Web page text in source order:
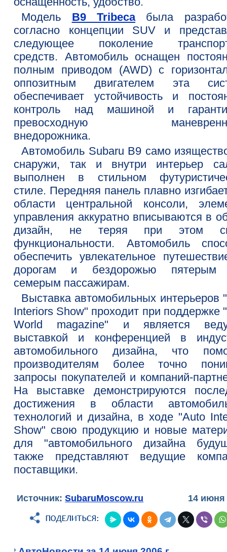
Модель B9 Tribecaбыла
согласно концепции SUV и
следующее поколение
средств. Автомобиль оснащен
полным приводом (AWD) с
оппозитным двигателем эта
обеспечивает устойчивость и
контроль над машиной и
превосходную
внедорожника.
Автомобиль Subaru B9 само
снаружи, так и внутри интерьер
выполнен в стильном
стиле. Передняя панель плавно
области центральной консоли,
управления аккуратно вписываются в
дизайн, не теряя при этом
функциональности. Автомобиль
обеспечить увлекательное
дорогам и бездорожью пятерым
семерым пассажирам.
Выставка автомобильных интерьеров
Interiors Show" проходит при поддержке
World magazine" и является
выставкой и конференцией в
автомобильного дизайна, что
производителям более точно
запросы покупателей и компаний-
На выставке демонстрируются
достижения в области
технологий и дизайна, в ходе "Auto
Show" свою продукцию и новые
для "автомобильного дизайна
также представляют ведущие
поставщики.
Источник:SubaruMoscow.ru 14 июня